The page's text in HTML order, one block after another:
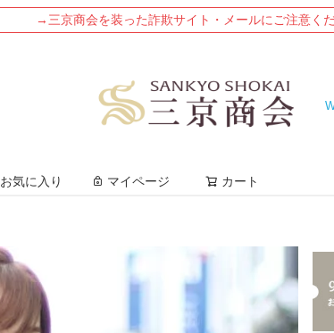
→三京商会を装った詐欺サイト・メールにご注意く
お気に入り マイページ カート